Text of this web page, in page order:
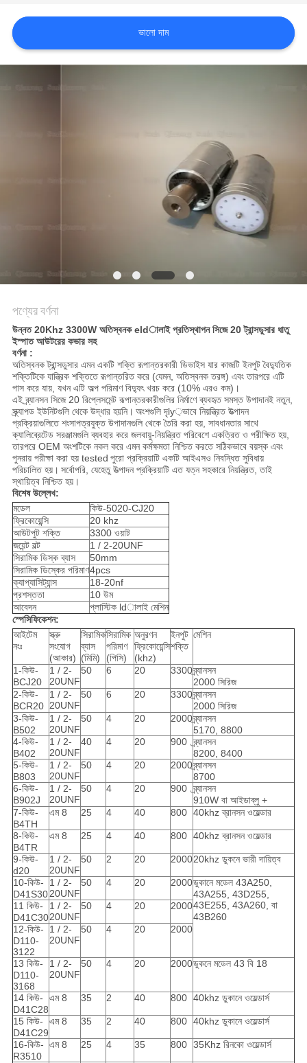
মামলা
গোপনীয়তা
নীতি
ভালো দাম
পণ্যের বর্ণনা
উন্নত 20Khz 3300W অতিস্বনক eldালাই প্রতিস্থাপন সিজে 20 ট্রান্সডুসার ধাতু
ইস্পাত আউটরের কভার সহ
বর্ণনা :
অতিস্বনক ট্রান্সডুসার এমন একটি শক্তি রূপান্তরকারী ডিভাইস যার কাজটি ইনপুট বৈদ্যুতিক
শক্তিটিকে যান্ত্রিক শক্তিতে রূপান্তরিত করে (যেমন, অতিস্বনক তরঙ্গ) এবং তারপরে এটি
পাস করে যায়, যখন এটি অল্প পরিমাণ বিদ্যুৎ খরচ করে (10% এরও কম)।
এই ব্র্যানসন সিজে 20 রিপ্লেসমেন্ট রূপান্তরকারীগুলির নির্মাণে ব্যবহৃত সমস্ত উপাদানই নতুন,
স্ক্র্যাপড ইউনিটগুলি থেকে উদ্ধার হয়নি। অংশগুলি দৃly়ভাবে নিয়ন্ত্রিত উত্পাদন
প্রক্রিয়াগুলিতে শংসাপত্রযুক্ত উপাদানগুলি থেকে তৈরি করা হয়, সাবধানতার সাথে
ক্যালিব্রেটেড সরঞ্জামগুলি ব্যবহার করে জলবায়ু-নিয়ন্ত্রিত পরিবেশে একত্রিত ও পরীক্ষিত হয়,
তারপরে OEM অংশটিকে নকল করে এমন কর্মক্ষমতা নিশ্চিত করতে সঠিকভাবে বয়স্ক এবং
পুনরায় পরীক্ষা করা হয় tested পুরো প্রক্রিয়াটি একটি আইএসও নিবন্ধিত সুবিধায়
পরিচালিত হয়। সর্বোপরি, যেহেতু উত্পাদন প্রক্রিয়াটি এত যত্ন সহকারে নিয়ন্ত্রিত, তাই
স্থায়িত্ব নিশ্চিত হয়।
বিশেষ উল্লেখ:
মডেল
কিউ-5020-CJ20
ফ্রিকোয়েন্সি
20 khz
আউটপুট শক্তি
3300 ওয়াট
জয়েন্ট বল্ট
1 / 2-20UNF
সিরামিক ডিস্ক ব্যাস
50mm
সিরামিক ডিস্কের পরিমাণ4pcs
ক্যাপ্যাসিট্যান্স
18-20nf
প্রশস্ততা
10 উম
আবেদন
প্লাস্টিক ldালাই মেশিন
স্পেসিফিকেশন:
আইটেম
নংঃ
স্ক্রু
সংযোগ
(আকার)
সিরামিক
ব্যাস
(মিমি)
সিরামিক
পরিমাণ
(পিসি)
অনুরণন
ফ্রিকোয়েন্সি
(khz)
ইনপুট
শক্তি
মেশিন
1-কিউ-
BCJ20
1 / 2-
20UNF
50 6 20 3300ব্র্যানসন
2000 সিরিজ
2-কিউ-
BCR20
1 / 2-
20UNF
50 6 20 3300ব্র্যানসন
2000 সিরিজ
3-কিউ-
B502
1 / 2-
20UNF
50 4 20 2000ব্র্যানসন
5170, 8800
4-কিউ-
B402
1 / 2-
20UNF
40 4 20 900 ব্র্যানসন
8200, 8400
5-কিউ-
B803
1 / 2-
20UNF
50 4 20 2000ব্র্যানসন
8700
6-কিউ-
B902J
1 / 2-
20UNF
50 4 20 900 ব্র্যানসন
910W বা আইডাব্লু +
7-কিউ-
B4TH
এম 8 25 4 40 800 40khz ব্রানসন ওয়েল্ডার
8-কিউ-
B4TR
এম 8 25 4 40 800 40khz ব্রানসন ওয়েল্ডার
9-কিউ-
d20
1 / 2-
20UNF
50 2 20 200020khz ডুকনে ভারী দায়িত্ব
10-কিউ-
D41S30
1 / 2-
20UNF
50 4 20 2000ডুকানে মডেল 43A250,
43A255, 43D255,
43E255, 43A260, বা
43B260
11 কিউ-
D41C30
1 / 2-
20UNF
50 4 20 2000
12-কিউ-
D110-
3122
1 / 2-
20UNF
50 4 20 2000
13 কিউ-
D110-
3168
1 / 2-
20UNF
50 4 20 2000ডুকনে মডেল 43 বি 18
14 কিউ-
D41C28
এম 8 35 2 40 800 40khz ডুকানে ওয়েল্ডার্স
15 কিউ-
D41C29
এম 8 35 2 40 800 40khz ডুকানে ওয়েল্ডার্স
16-কিউ-
R3510
এম 8 25 4 35 800 35Khz রিনকো ওয়েল্ডার্স